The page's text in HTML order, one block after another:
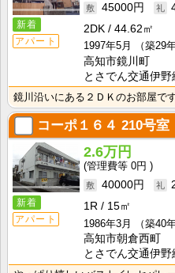
新着
アパート
45000円
2DK
44.62㎡
1997年5月
（築29年
高知市鏡川町
とさでん交通伊
コーポ１６４ 210号室
新着
アパート
2.6万円
0円
40000円
1R
15㎡
1986年3月
（築40年
高知市朝倉西町
とさでん交通伊